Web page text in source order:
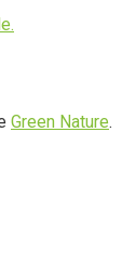
Green Nature.